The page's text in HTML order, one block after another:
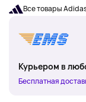
Все товары
Курьером в
Бесплатная